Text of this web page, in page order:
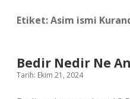
Etiket:Asim ismi
Bedir Nedir Ne
Tarih: Ekim 21, 2024